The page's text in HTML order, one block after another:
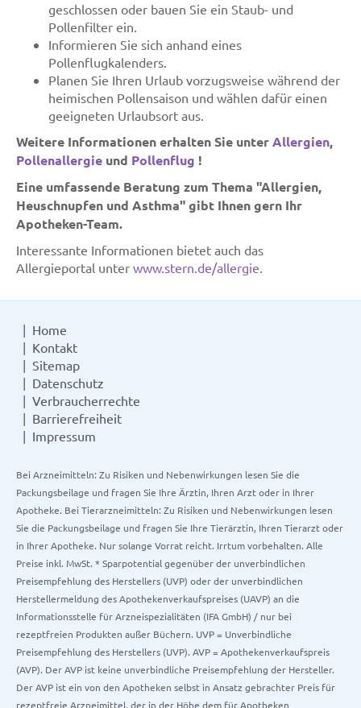
geschlossen oder bauen Sie ein Staub- und
Pollenfilter ein.
Informieren Sie sich anhand eines
Pollenflugkalenders.
Planen Sie Ihren Urlaub vorzugsweise während der
heimischen Pollensaison und wählen dafür einen
geeigneten Urlaubsort aus.
Weitere Informationen erhalten Sie unterAllergien,
Pollenallergie und Pollenflug !
Eine umfassende Beratung zum Thema "Allergien,
Heuschnupfen und Asthma" gibt Ihnen gern Ihr
Apotheken-Team.
Interessante Informationen bietet auch das
Allergieportal unter www.stern.de/allergie.
Home
Kontakt
Sitemap
Datenschutz
Verbraucherrechte
Barrierefreiheit
Impressum
Bei Arzneimitteln: Zu Risiken und Nebenwirkungen lesen Sie die
Packungsbeilage und fragen Sie Ihre Ärztin, Ihren Arzt oder in Ihrer
Apotheke. Bei Tierarzneimitteln: Zu Risiken und Nebenwirkungen lesen
Sie die Packungsbeilage und fragen Sie Ihre Tierärztin, Ihren Tierarzt oder
in Ihrer Apotheke. Nur solange Vorrat reicht. Irrtum vorbehalten. Alle
Preise inkl. MwSt. * Sparpotential gegenüber der unverbindlichen
Preisempfehlung des Herstellers (UVP) oder der unverbindlichen
Herstellermeldung des Apothekenverkaufspreises (UAVP) an die
Informationsstelle für Arzneispezialitäten (IFA GmbH) / nur bei
rezeptfreien Produkten außer Büchern. UVP = Unverbindliche
Preisempfehlung des Herstellers (UVP). AVP = Apothekenverkaufspreis
(AVP). Der AVP ist keine unverbindliche Preisempfehlung der Hersteller.
Der AVP ist ein von den Apotheken selbst in Ansatz gebrachter Preis für
rezeptfreie Arzneimittel, der in der Höhe dem für Apotheken